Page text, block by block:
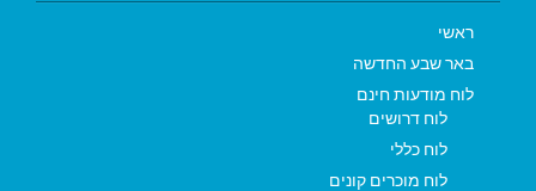
ראשי
באר שבע החדשה
לוח מודעות חינם
לוח דרושים
לוח כללי
לוח מוכרים קונים